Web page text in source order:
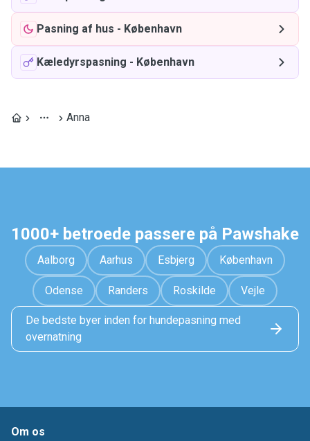
Pasning af hus - København
Kæledyrspasning - København
Anna
1000+ betroede passere på Pawshake
Aalborg Aarhus Esbjerg København
Odense Randers Roskilde Vejle
De bedste byer inden for hundepasning med
overnatning
Om os